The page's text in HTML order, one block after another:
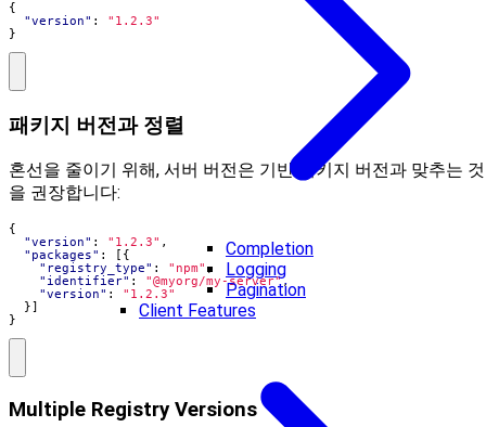
Completion
Logging
Pagination
Client Features
{
"version" :
"1.2.3"
}
패키지 버전과 정렬
혼선을 줄이기 위해, 서버 버전은 기반 패키지 버전과 맞추는 것
을 권장합니다:
{
"version" : "1.2.3" ,
"packages" :
[{
"registry_type" : "npm" ,
"identifier" : "@myorg/my-server",
"version" :
"1.2.3"
}]
}
Multiple Registry Versions